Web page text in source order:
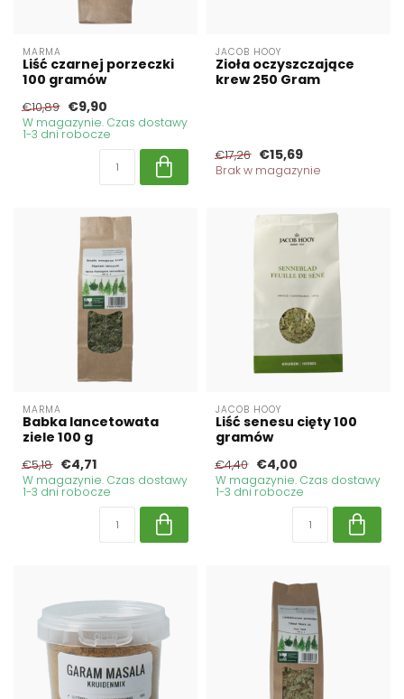
MARMA
Liść czarnej porzeczki
100 gramów
€10,89 €9,90
W magazynie. Czas dostawy
1-3 dni robocze
JACOB HOOY
Zioła oczyszczające
krew 250 Gram
€17,26 €15,69
Brak w magazynie
MARMA
Babka lancetowata
ziele 100 g
€5,18 €4,71
W magazynie. Czas dostawy
1-3 dni robocze
JACOB HOOY
Liść senesu cięty 100
gramów
€4,40 €4,00
W magazynie. Czas dostawy
1-3 dni robocze